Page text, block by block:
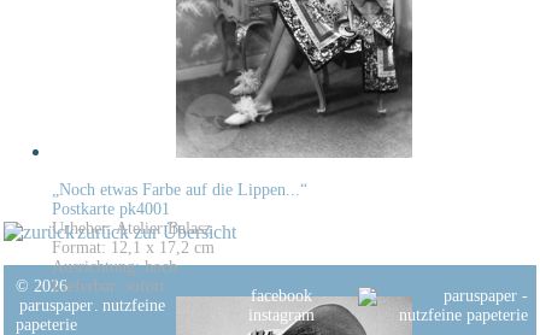
„Noch etwas Farbe auf die Lippen...“
Postkarte pk4001
Urheber: Atelier Balasz
Format: 12,1 x 17,2 cm
Ausrichtung: hoch
Lieferbar: sofort
zurück zur Übersicht
© 2026
paruspaper. nutzfeine
papeterie
facebook
instagram